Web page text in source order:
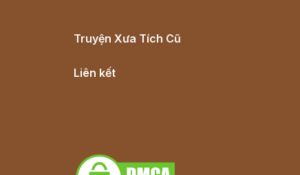
Truyện Xưa Tích Cũ
Liên kết